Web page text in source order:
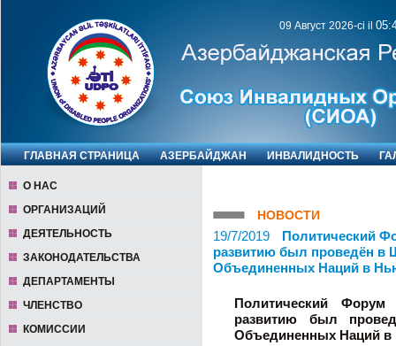
09 Август 2026-ci il
ГЛАВНАЯ СТРАНИЦА АЗЕРБАЙДЖАН ИНВАЛИДНОСТЬ
НОВОСТИ
19/7/2019
Политический
развитию был проведён в
Объединенных Наций в
Политический
развитию был
Объединенных Наций
O НАС
ОРГАНИЗАЦИЙ
ДЕЯТЕЛЬНОСТЬ
ЗАКОНОДАТЕЛЬСТВА
ДЕПАРТАМЕНТЫ
ЧЛЕНСТВО
КОМИССИИ